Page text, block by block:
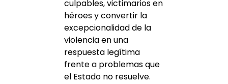
culpables, victimarios en
héroes y convertir la
excepcionalidad de la
violencia en una
respuesta legítima
frente a problemas que
el Estado no resuelve.